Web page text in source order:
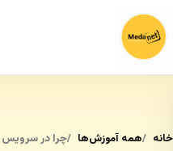
خانه همه آموزش‌ها چرا در سرویس